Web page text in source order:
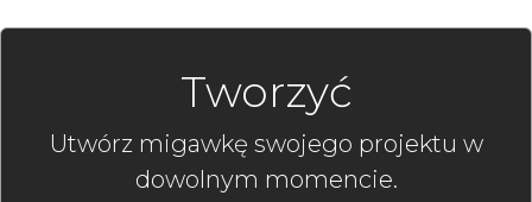
Tworzyć
Utwórz migawkę swojego projektu w
dowolnym momencie.